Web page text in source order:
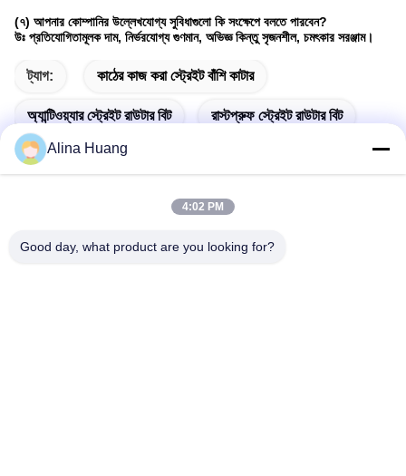
(৭) আপনার কোম্পানির উল্লেখযোগ্য সুবিধাগুলো কি সংক্ষেপে বলতে পারবেন?
উঃ প্রতিযোগিতামূলক দাম, নির্ভরযোগ্য গুণমান, অভিজ্ঞ কিন্তু সৃজনশীল, চমৎকার সরঞ্জাম।
ট্যাগ: কাঠের কাজ করা স্ট্রেইট বাঁশি কাটার
অ্যান্টিওয়্যার স্ট্রেইট রাউটার বিট রাস্টপ্রুফ স্ট্রেইট রাউটার বিট
Alina Huang
4:02 PM
Good day, what product are you looking for?